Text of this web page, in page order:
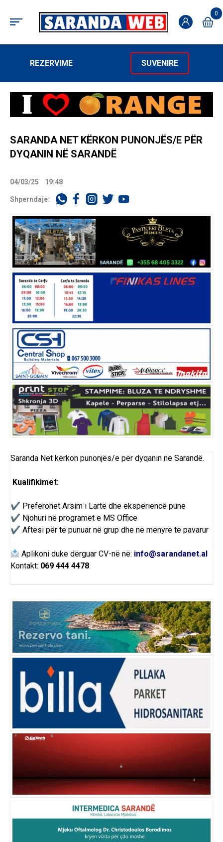
0
REZERVIME SUVENIRE
SARANDA NET KËRKON PUNONJËS/E PËR
DYQANIN NË SARANDË
04/03/25 19:48
Shperndaje:
Saranda Net kërkon punonjës/e për dyqanin në Sarandë.
Kualifikimet:
✔ Preferohet Arsim i Lartë dhe eksperiencë pune
✔ Njohuri në programet e MS Office
✔ Aftësi për të punuar në grup dhe në mënyrë të pavarur
Aplikoni duke dërguar CV-në në: info@sarandanet.al
Kontakt: 069 444 4478